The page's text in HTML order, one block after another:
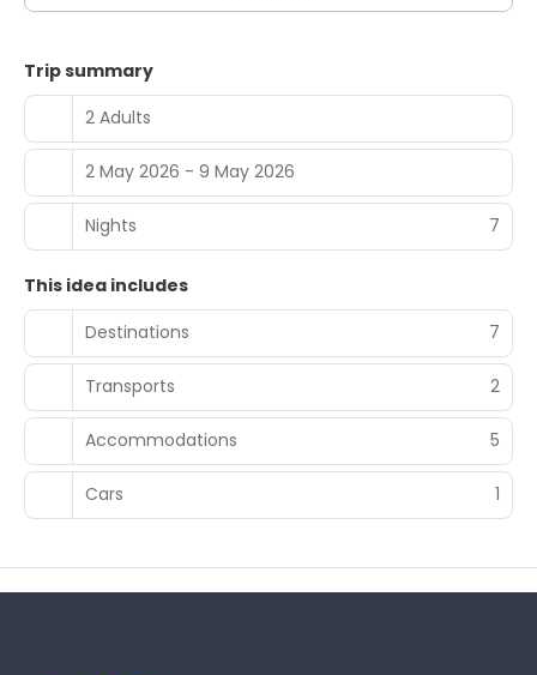
Trip summary
2 Adults
2 May 2026 - 9 May 2026
Nights 7
This idea includes
Destinations
7
Transports 2
Accommodations 5
Cars 1